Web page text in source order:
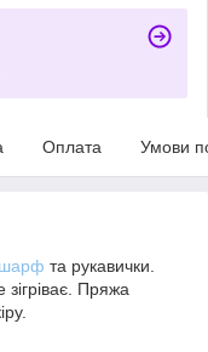
Оплата Умови
шарф та рукавички.
Пряжа